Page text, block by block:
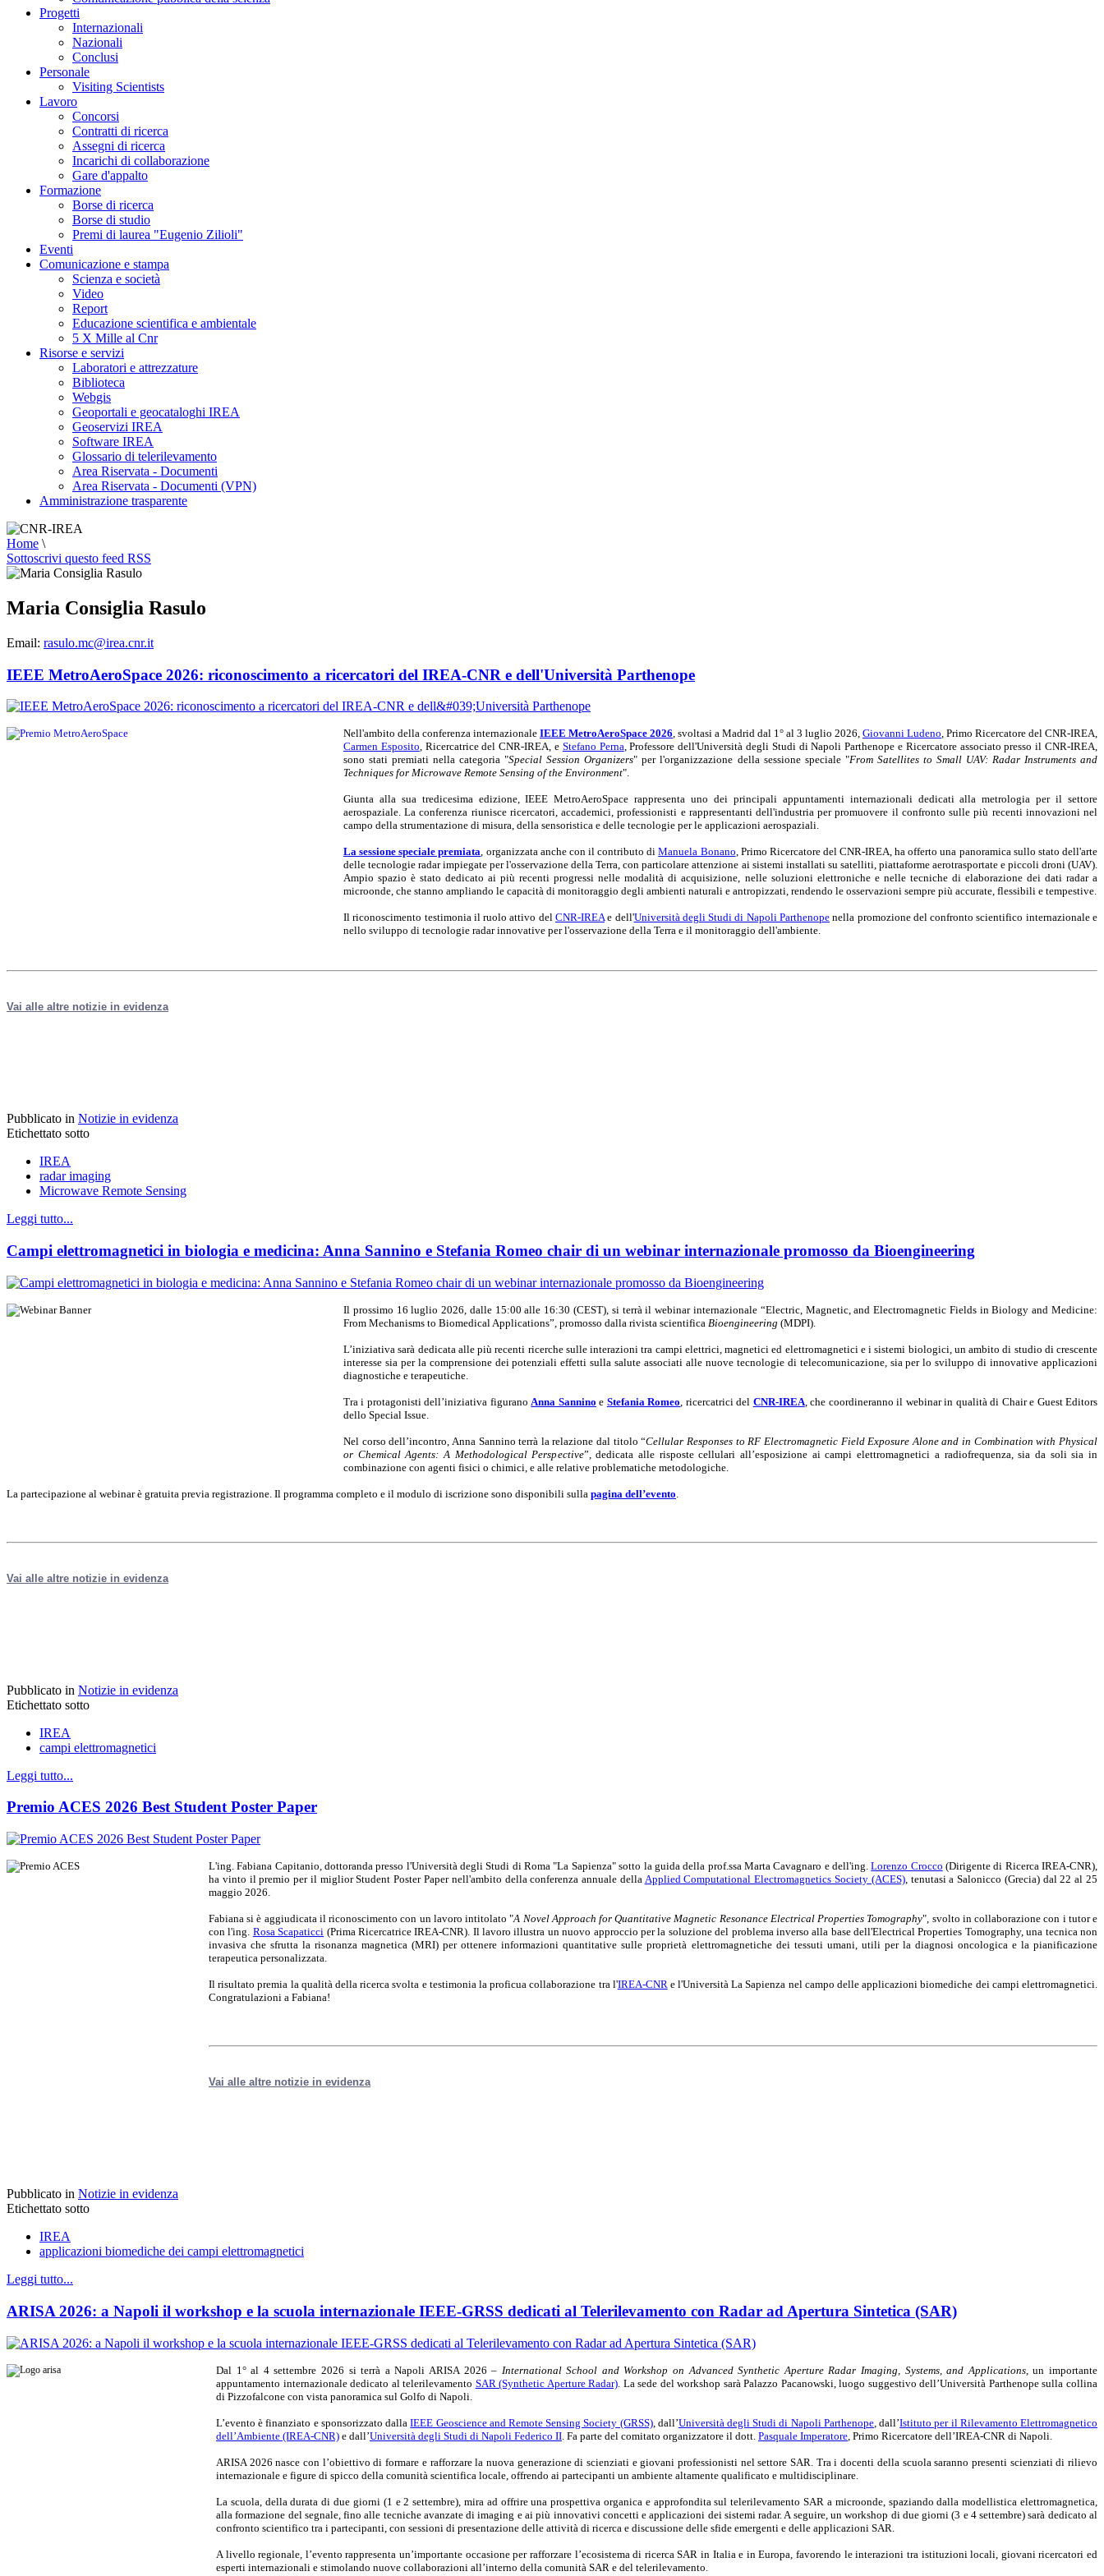
Progetti
Internazionali
Nazionali
Conclusi
Personale
Visiting Scientists
Lavoro
Concorsi
Contratti di ricerca
Assegni di ricerca
Incarichi di collaborazione
Gare d'appalto
Formazione
Borse di ricerca
Borse di studio
Premi di laurea "Eugenio Zilioli"
Eventi
Comunicazione e stampa
Scienza e società
Video
Report
Educazione scientifica e ambientale
5 X Mille al Cnr
Risorse e servizi
Laboratori e attrezzature
Biblioteca
Webgis
Geoportali e geocataloghi IREA
Geoservizi IREA
Software IREA
Glossario di telerilevamento
Area Riservata - Documenti
Area Riservata - Documenti (VPN)
Amministrazione trasparente
Home \
Sottoscrivi questo feed RSS
Maria Consiglia Rasulo
Email: rasulo.mc@irea.cnr.it
IEEE MetroAeroSpace 2026: riconoscimento a ricercatori del IREA-CNR e dell'Università Parthenope
Nell'ambito della conferenza internazionale IEEE MetroAeroSpace 2026, svoltasi a Madrid dal 1° al 3 luglio 2026, Giovanni Ludeno, Primo Ricercatore del CNR-IREA,
Carmen Esposito, Ricercatrice del CNR-IREA, e Stefano Perna, Professore dell'Università degli Studi di Napoli Parthenope e Ricercatore associato presso il CNR-IREA,
sono stati premiati nella categoria "Special Session Organizers" per l'organizzazione della sessione speciale "From Satellites to Small UAV: Radar Instruments and
Techniques for Microwave Remote Sensing of the Environment".
Giunta alla sua tredicesima edizione, IEEE MetroAeroSpace rappresenta uno dei principali appuntamenti internazionali dedicati alla metrologia per il settore
aerospaziale. La conferenza riunisce ricercatori, accademici, professionisti e rappresentanti dell'industria per promuovere il confronto sulle più recenti innovazioni nel
campo della strumentazione di misura, della sensoristica e delle tecnologie per le applicazioni aerospaziali.
La sessione speciale premiata, organizzata anche con il contributo diManuela Bonano, Primo Ricercatore del CNR-IREA, ha offerto una panoramica sullo stato dell'arte
delle tecnologie radar impiegate per l'osservazione della Terra, con particolare attenzione ai sistemi installati su satelliti, piattaforme aerotrasportate e piccoli droni (UAV).
Ampio spazio è stato dedicato ai più recenti progressi nelle modalità di acquisizione, nelle soluzioni elettroniche e nelle tecniche di elaborazione dei dati radar a
microonde, che stanno ampliando le capacità di monitoraggio degli ambienti naturali e antropizzati, rendendo le osservazioni sempre più accurate, flessibili e tempestive.
Il riconoscimento testimonia il ruolo attivo del CNR-IREAe dell'Università degli Studi di Napoli Parthenope nella promozione del confronto scientifico internazionale e
nello sviluppo di tecnologie radar innovative per l'osservazione della Terra e il monitoraggio dell'ambiente.
Vai alle altre notizie in evidenza
Pubblicato in Notizie in evidenza
Etichettato sotto
IREA
radar imaging
Microwave Remote Sensing
Leggi tutto...
Campi elettromagnetici in biologia e medicina: Anna Sannino e Stefania Romeo chair di un webinar internazionale promosso da Bioengineering
Il prossimo 16 luglio 2026, dalle 15:00 alle 16:30 (CEST), si terrà il webinar internazionale “Electric, Magnetic, and Electromagnetic Fields in Biology and Medicine:
From Mechanisms to Biomedical Applications”, promosso dalla rivista scientifica Bioengineering (MDPI).
L’iniziativa sarà dedicata alle più recenti ricerche sulle interazioni tra campi elettrici, magnetici ed elettromagnetici e i sistemi biologici, un ambito di studio di crescente
interesse sia per la comprensione dei potenziali effetti sulla salute associati alle nuove tecnologie di telecomunicazione, sia per lo sviluppo di innovative applicazioni
diagnostiche e terapeutiche.
Tra i protagonisti dell’iniziativa figurano Anna Sannino e Stefania Romeo , ricercatrici del CNR-IREA, che coordineranno il webinar in qualità di Chair e Guest Editors
dello Special Issue.
Nel corso dell’incontro, Anna Sannino terrà la relazione dal titolo “Cellular Responses to RF Electromagnetic Field Exposure Alone and in Combination with Physical
or Chemical Agents: A Methodological Perspective”, dedicata alle risposte cellulari all’esposizione ai campi elettromagnetici a radiofrequenza, sia da soli sia in
combinazione con agenti fisici o chimici, e alle relative problematiche metodologiche.
La partecipazione al webinar è gratuita previa registrazione. Il programma completo e il modulo di iscrizione sono disponibili sulla pagina dell’evento
Vai alle altre notizie in evidenza
Pubblicato in Notizie in evidenza
Etichettato sotto
IREA
campi elettromagnetici
Leggi tutto...
Premio ACES 2026 Best Student Poster Paper
L'ing. Fabiana Capitanio, dottoranda presso l'Università degli Studi di Roma "La Sapienza" sotto la guida della prof.ssa Marta Cavagnaro e dell'ing.Lorenzo Crocco (Dirigente di Ricerca IREA-CNR),
ha vinto il premio per il miglior Student Poster Paper nell'ambito della conferenza annuale della Applied Computational Electromagnetics Society (ACES), tenutasi a Salonicco (Grecia) dal 22 al 25
maggio 2026.
Fabiana si è aggiudicata il riconoscimento con un lavoro intitolato "A Novel Approach for Quantitative Magnetic Resonance Electrical Properties Tomography", svolto in collaborazione con i tutor e
con l'ing. Rosa Scapaticci (Prima Ricercatrice IREA-CNR). Il lavoro illustra un nuovo approccio per la soluzione del problema inverso alla base dell'Electrical Properties Tomography, una tecnica non
invasiva che sfrutta la risonanza magnetica (MRI) per ottenere informazioni quantitative sulle proprietà elettromagnetiche dei tessuti umani, utili per la diagnosi oncologica e la pianificazione
terapeutica personalizzata.
Il risultato premia la qualità della ricerca svolta e testimonia la proficua collaborazione tra l'IREA-CNRe l'Università La Sapienza nel campo delle applicazioni biomediche dei campi elettromagnetici.
Congratulazioni a Fabiana!
Vai alle altre notizie in evidenza
Pubblicato in Notizie in evidenza
Etichettato sotto
IREA
applicazioni biomediche dei campi elettromagnetici
Leggi tutto...
ARISA 2026: a Napoli il workshop e la scuola internazionale IEEE-GRSS dedicati al Telerilevamento con Radar ad Apertura Sintetica (SAR)
Dal 1° al 4 settembre 2026 si terrà a Napoli ARISA 2026 – International School and Workshop on Advanced Synthetic Aperture Radar Imaging, Systems, and Applications, un importante
appuntamento internazionale dedicato al telerilevamento SAR (Synthetic Aperture Radar) . La sede del workshop sarà Palazzo Pacanowski, luogo suggestivo dell’Università Parthenope sulla collina
di Pizzofalcone con vista panoramica sul Golfo di Napoli.
L’evento è finanziato e sponsorizzato dallaIEEE Geoscience and Remote Sensing Society (GRSS), dall’Università degli Studi di Napoli Parthenope, dall’Istituto per il Rilevamento Elettromagnetico
dell’Ambiente (IREA-CNR) e dall’Università degli Studi di Napoli Federico II . Fa parte del comitato organizzatore il dott. Pasquale Imperatore , Primo Ricercatore dell’IREA-CNR di Napoli.
ARISA 2026 nasce con l’obiettivo di formare e rafforzare la nuova generazione di scienziati e giovani professionisti nel settore SAR. Tra i docenti della scuola saranno presenti scienziati di rilievo
internazionale e figure di spicco della comunità scientifica locale, offrendo ai partecipanti un ambiente altamente qualificato e multidisciplinare.
La scuola, della durata di due giorni (1 e 2 settembre), mira ad offrire una prospettiva organica e approfondita sul telerilevamento SAR a microonde, spaziando dalla modellistica elettromagnetica,
alla formazione del segnale, fino alle tecniche avanzate di imaging e ai più innovativi concetti e applicazioni dei sistemi radar. A seguire, un workshop di due giorni (3 e 4 settembre) sarà dedicato al
confronto scientifico tra i partecipanti, con sessioni di presentazione delle attività di ricerca e discussione delle sfide emergenti e delle applicazioni SAR.
A livello regionale, l’evento rappresenta un’importante occasione per rafforzare l’ecosistema di ricerca SAR in Italia e in Europa, favorendo le interazioni tra istituzioni locali, giovani ricercatori ed
esperti internazionali e stimolando nuove collaborazioni all’interno della comunità SAR e del telerilevamento.